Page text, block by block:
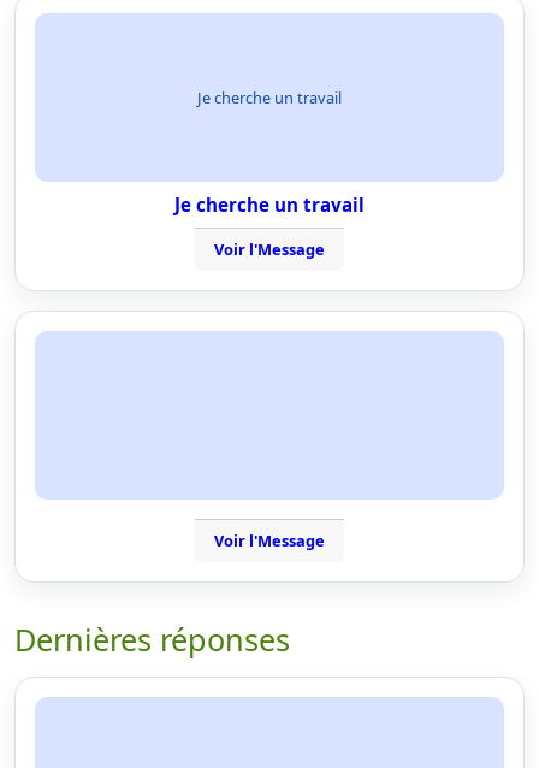
Je cherche un travail
Je cherche un travail
Voir l'Message
Voir l'Message
Dernières réponses